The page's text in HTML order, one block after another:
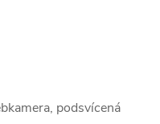
podsvícená